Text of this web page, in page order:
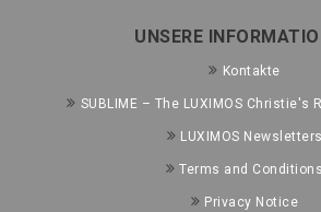
UNSERE
Kontakte
SUBLIME – The LUXIMOS Christie's
LUXIMOS Newsletters
Terms and Conditions
Privacy Notice